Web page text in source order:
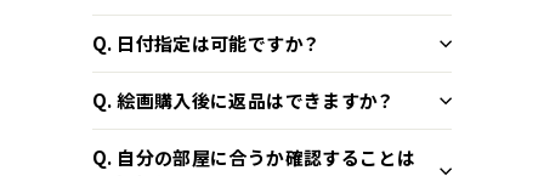
Q. 日付指定は可能ですか？
Q. 絵画購入後に返品はできますか？
Q. 自分の部屋に合うか確認することは